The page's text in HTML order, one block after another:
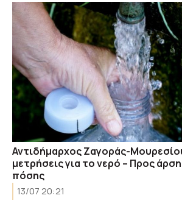
Αντιδήμαρχος Ζαγοράς-
μετρήσεις για το νερό – Προς
πόσης
13/07 20:21